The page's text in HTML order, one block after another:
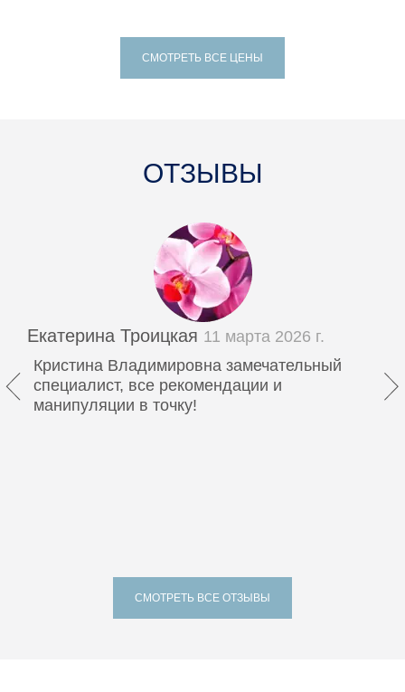
СМОТРЕТЬ ВСЕ ЦЕНЫ
ОТЗЫВЫ
Екатерина Троицкая 11 марта 2026 г.
Кристина Владимировна замечательный
специалист, все рекомендации и
манипуляции в точку!
СМОТРЕТЬ ВСЕ ОТЗЫВЫ